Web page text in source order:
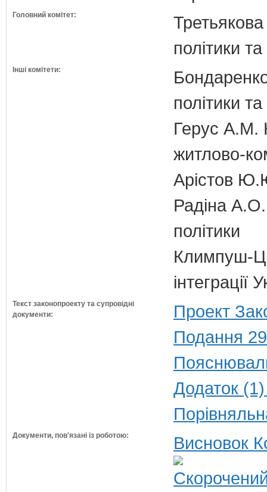
Головний комітет:
політики
Інші комітети:
політики
Герус А.М.
житлово-
Арістов
Радіна А.О.
політики
Климпуш-
Текст законопроекту та супровідні
документи:
Проект
Подання
Додаток
Документи, пов'язані із роботою: Висновок